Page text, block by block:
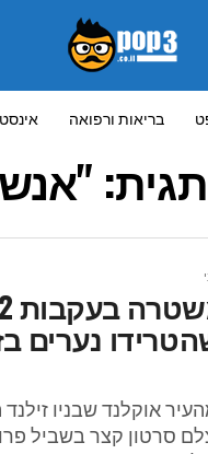
בריאות ורפואה
נערים
אוקלנד שבניו זילנד
סרטון קצר בשביל